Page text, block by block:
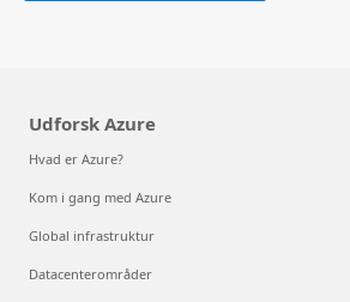
Udforsk Azure
Hvad er Azure?
Kom i gang med Azure
Global infrastruktur
Datacenterområder